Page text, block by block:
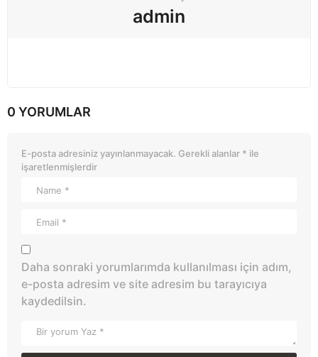
admin
0 YORUMLAR
E-posta adresiniz yayınlanmayacak. Gerekli alanlar * ile
işaretlenmişlerdir
Daha sonraki yorumlarımda kullanılması için adım,
e-posta adresim ve site adresim bu tarayıcıya
kaydedilsin.